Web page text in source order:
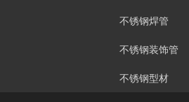
不锈钢焊管
不锈钢装饰管
不锈钢型材